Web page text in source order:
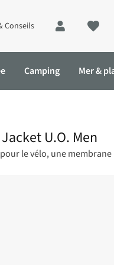
Conseils
Camping Mer &
U.O. Men
le vélo, une